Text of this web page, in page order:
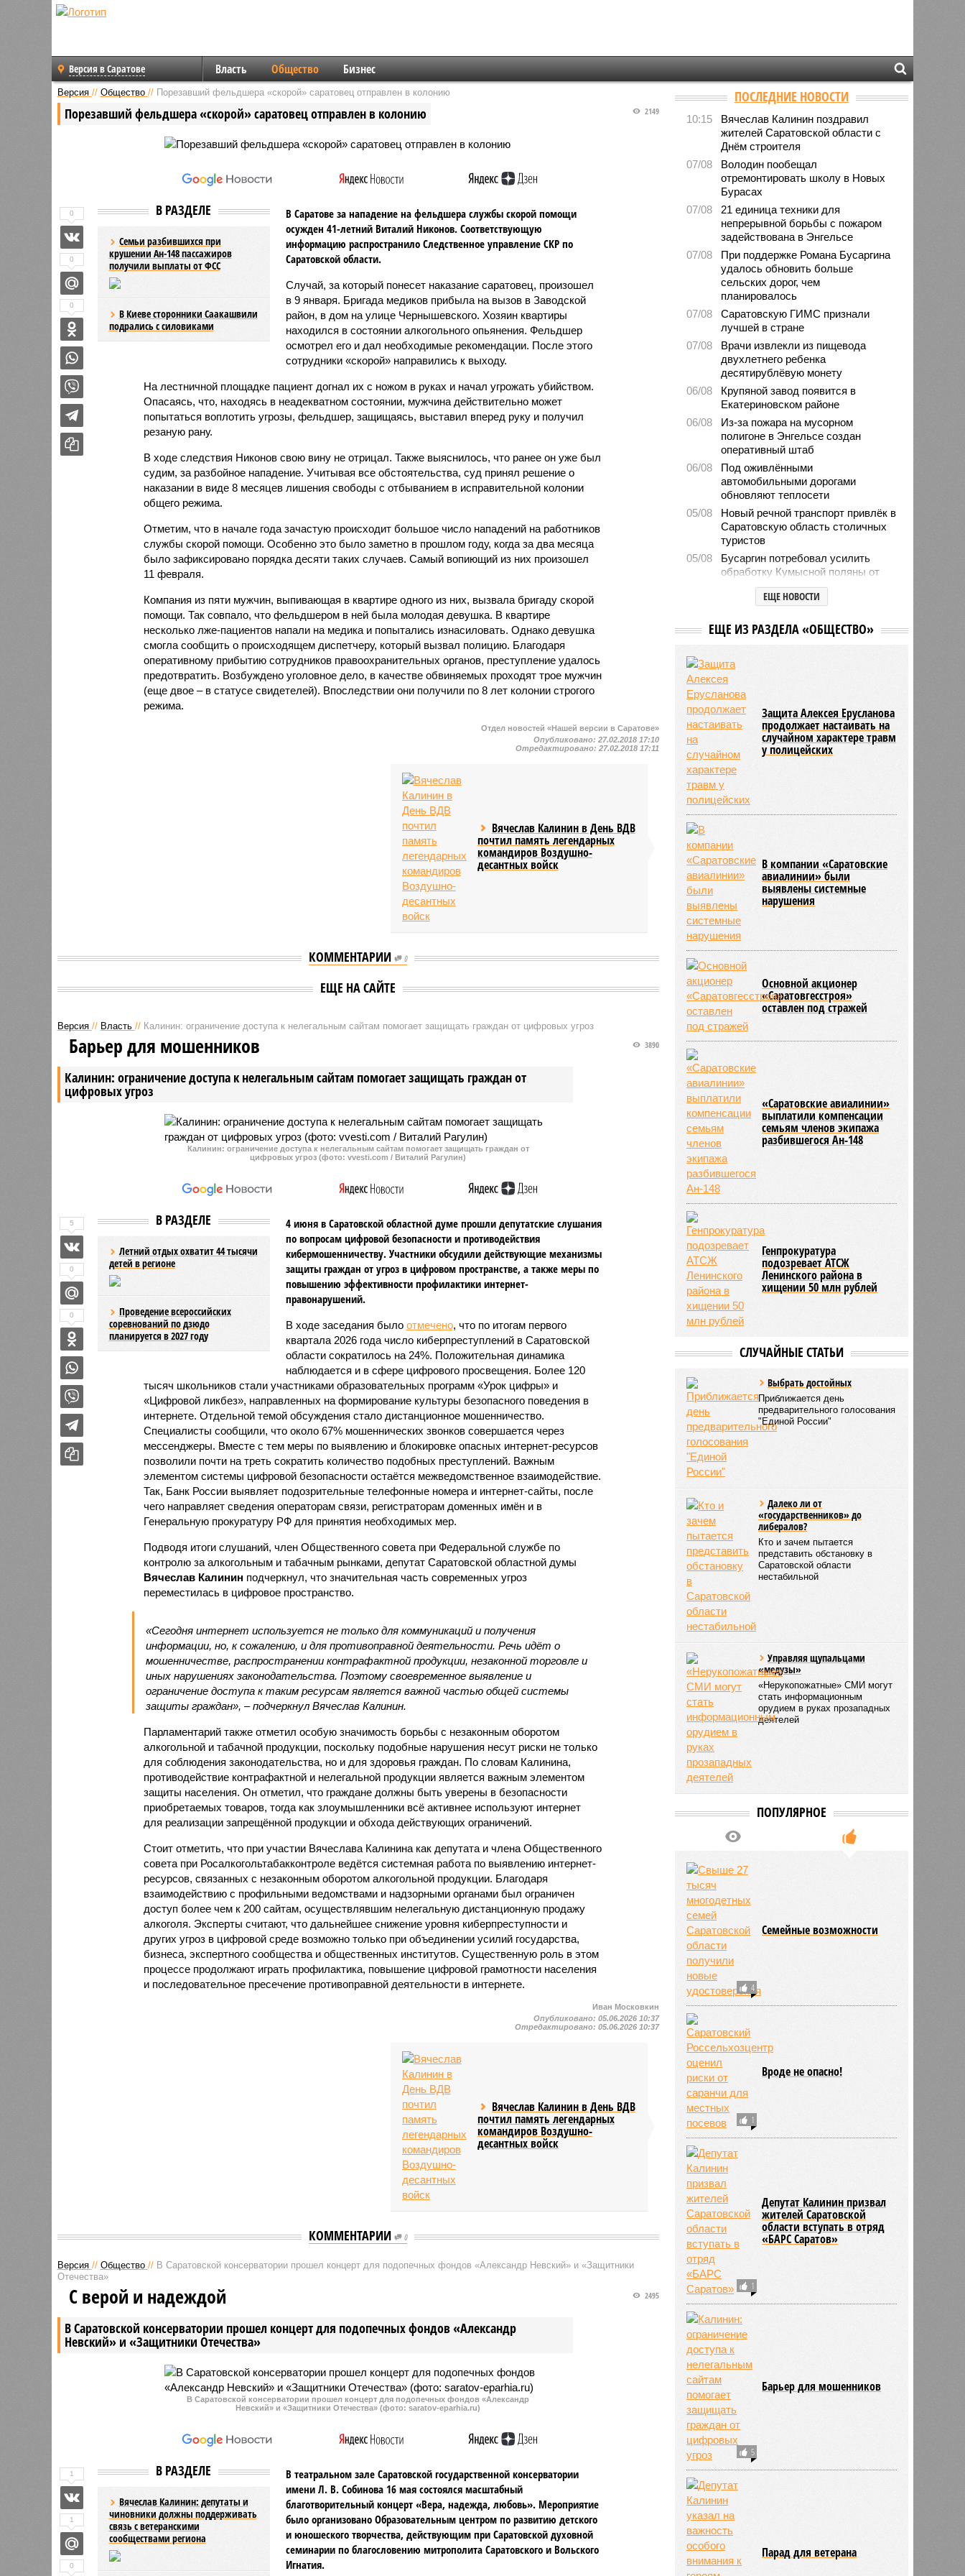
Версия в Саратове Власть Общество Бизнес
Версия // Общество // Порезавший фельдшера «скорой» саратовец отправлен в колонию
Порезавший фельдшера «скорой» саратовец отправлен в колонию 2149
В РАЗДЕЛЕ
Семьи разбившихся при
крушении Ан-148 пассажиров
получили выплаты от ФСС
В Киеве сторонники Саакашвили
подрались с силовиками
В Саратове за нападение на фельдшера службы скорой помощи
осужден 41-летний Виталий Никонов. Соответствующую
информацию распространило Следственное управление СКР по
Саратовской области.
Случай, за который понесет наказание саратовец, произошел
в 9 января. Бригада медиков прибыла на вызов в Заводской
район, в дом на улице Чернышевского. Хозяин квартиры
находился в состоянии алкогольного опьянения. Фельдшер
осмотрел его и дал необходимые рекомендации. После этого
сотрудники «скорой» направились к выходу.
На лестничной площадке пациент догнал их с ножом в руках и начал угрожать убийством.
Опасаясь, что, находясь в неадекватном состоянии, мужчина действительно может
попытаться воплотить угрозы, фельдшер, защищаясь, выставил вперед руку и получил
резаную рану.
В ходе следствия Никонов свою вину не отрицал. Также выяснилось, что ранее он уже был
судим, за разбойное нападение. Учитывая все обстоятельства, суд принял решение о
наказании в виде 8 месяцев лишения свободы с отбыванием в исправительной колонии
общего режима.
Отметим, что в начале года зачастую происходит большое число нападений на работников
службы скорой помощи. Особенно это было заметно в прошлом году, когда за два месяца
было зафиксировано порядка десяти таких случаев. Самый вопиющий из них произошел
11 февраля.
Компания из пяти мужчин, выпивающая в квартире одного из них, вызвала бригаду скорой
помощи. Так совпало, что фельдшером в ней была молодая девушка. В квартире
несколько лже-пациентов напали на медика и попытались изнасиловать. Однако девушка
смогла сообщить о происходящем диспетчеру, который вызвал полицию. Благодаря
оперативному прибытию сотрудников правоохранительных органов, преступление удалось
предотвратить. Возбуждено уголовное дело, в качестве обвиняемых проходят трое мужчин
(еще двое – в статусе свидетелей). Впоследствии они получили по 8 лет колонии строгого
режима.
0
0
0
Отдел новостей «Нашей версии в Саратове»
Опубликовано:27.02.2018 17:10
Отредактировано:27.02.2018 17:11
Вячеслав Калинин в День ВДВ
почтил память легендарных
командиров Воздушно-
десантных войск
КОММЕНТАРИИ 0
ЕЩЕ НА САЙТЕ
Версия // Власть // Калинин: ограничение доступа к нелегальным сайтам помогает защищать граждан от цифровых угроз
Калинин: ограничение доступа к нелегальным сайтам помогает защищать граждан от
цифровых угроз
3890
Барьер для мошенников
Калинин: ограничение доступа к нелегальным сайтам помогает защищать граждан от
цифровых угроз (фото: vvesti.com / Виталий Рагулин)
В РАЗДЕЛЕ
Летний отдых охватит 44 тысячи
детей в регионе
Проведение всероссийских
соревнований по дзюдо
планируется в 2027 году
4 июня в Саратовской областной думе прошли депутатские слушания
по вопросам цифровой безопасности и противодействия
кибермошенничеству. Участники обсудили действующие механизмы
защиты граждан от угроз в цифровом пространстве, а также меры по
повышению эффективности профилактики интернет-
правонарушений.
В ходе заседания было отмечено, что по итогам первого
квартала 2026 года число киберпреступлений в Саратовской
области сократилось на 24%. Положительная динамика
наблюдается и в сфере цифрового просвещения. Более 120
тысяч школьников стали участниками образовательных программ «Урок цифры» и
«Цифровой ликбез», направленных на формирование культуры безопасного поведения в
интернете. Отдельной темой обсуждения стало дистанционное мошенничество.
Специалисты сообщили, что около 67% мошеннических звонков совершается через
мессенджеры. Вместе с тем меры по выявлению и блокировке опасных интернет-ресурсов
позволили почти на треть сократить количество подобных преступлений. Важным
элементом системы цифровой безопасности остаётся межведомственное взаимодействие.
Так, Банк России выявляет подозрительные телефонные номера и интернет-сайты, после
чего направляет сведения операторам связи, регистраторам доменных имён и в
Генеральную прокуратуру РФ для принятия необходимых мер.
Подводя итоги слушаний, член Общественного совета при Федеральной службе по
контролю за алкогольным и табачным рынками, депутат Саратовской областной думы
Вячеслав Калинин подчеркнул, что значительная часть современных угроз
переместилась в цифровое пространство.
«Сегодня интернет используется не только для коммуникаций и получения
информации, но, к сожалению, и для противоправной деятельности. Речь идёт о
мошенничестве, распространении контрафактной продукции, незаконной торговле и
иных нарушениях законодательства. Поэтому своевременное выявление и
ограничение доступа к таким ресурсам является важной частью общей системы
защиты граждан», – подчеркнул Вячеслав Калинин.
Парламентарий также отметил особую значимость борьбы с незаконным оборотом
алкогольной и табачной продукции, поскольку подобные нарушения несут риски не только
для соблюдения законодательства, но и для здоровья граждан. По словам Калинина,
противодействие контрафактной и нелегальной продукции является важным элементом
защиты населения. Он отметил, что граждане должны быть уверены в безопасности
приобретаемых товаров, тогда как злоумышленники всё активнее используют интернет
для реализации запрещённой продукции и обхода действующих ограничений.
Стоит отметить, что при участии Вячеслава Калинина как депутата и члена Общественного
совета при Росалкогольтабакконтроле ведётся системная работа по выявлению интернет-
ресурсов, связанных с незаконным оборотом алкогольной продукции. Благодаря
взаимодействию с профильными ведомствами и надзорными органами был ограничен
доступ более чем к 200 сайтам, осуществлявшим нелегальную дистанционную продажу
алкоголя. Эксперты считают, что дальнейшее снижение уровня киберпреступности и
других угроз в цифровой среде возможно только при объединении усилий государства,
бизнеса, экспертного сообщества и общественных институтов. Существенную роль в этом
процессе продолжают играть профилактика, повышение цифровой грамотности населения
и последовательное пресечение противоправной деятельности в интернете.
5
0
0
Иван Московкин
Опубликовано:05.06.2026 10:37
Отредактировано:05.06.2026 10:37
Вячеслав Калинин в День ВДВ
почтил память легендарных
командиров Воздушно-
десантных войск
КОММЕНТАРИИ 0
Версия // Общество // В Саратовской консерватории прошел концерт для подопечных фондов «Александр Невский» и «Защитники
Отечества»
В Саратовской консерватории прошел концерт для подопечных фондов «Александр
Невский» и «Защитники Отечества»
2495
С верой и надеждой
В Саратовской консерватории прошел концерт для подопечных фондов «Александр
Невский» и «Защитники Отечества» (фото: saratov-eparhia.ru)
В РАЗДЕЛЕ
Вячеслав Калинин: депутаты и
чиновники должны поддерживать
связь с ветеранскими
сообществами региона
В театральном зале Саратовской государственной консерватории
имени Л. В. Собинова 16 мая состоялся масштабный
благотворительный концерт «Вера, надежда, любовь». Мероприятие
было организовано Образовательным центром по развитию детского
и юношеского творчества, действующим при Саратовской духовной
семинарии по благословению митрополита Саратовского и Вольского
Игнатия.
1
1
0
ПОСЛЕДНИЕ НОВОСТИ
10:15
Вячеслав Калинин поздравил
жителей Саратовской области с
Днём строителя
07/08
Володин пообещал
отремонтировать школу в Новых
Бурасах
07/08
21 единица техники для
непрерывной борьбы с пожаром
задействована в Энгельсе
07/08
При поддержке Романа Бусаргина
удалось обновить больше
сельских дорог, чем
планировалось
07/08
Саратовскую ГИМС признали
лучшей в стране
07/08
Врачи извлекли из пищевода
двухлетнего ребенка
десятирублёвую монету
06/08
Крупяной завод появится в
Екатериновском районе
06/08
Из-за пожара на мусорном
полигоне в Энгельсе создан
оперативный штаб
06/08
Под оживлёнными
автомобильными дорогами
обновляют теплосети
05/08
Новый речной транспорт привлёк в
Саратовскую область столичных
туристов
05/08
Бусаргин потребовал усилить
обработку Кумысной поляны от
грызунов
Библиотеки провели 6 тысяч
05/08
Власти формируют стратегию
04/08
Губернатор Роман Бусаргин
обсудил с главой Ртищевского
района модернизацию водных
сетей
04/08
Саратовская область заняла 12
место по внедрению Платформы
обратной связи
ЕЩЕ НОВОСТИ
ЕЩЕ ИЗ РАЗДЕЛА «ОБЩЕСТВО»
Защита Алексея Ерусланова
продолжает настаивать на
случайном характере травм
у полицейских
В компании «Саратовские
авиалинии» были
выявлены системные
нарушения
Основной акционер
«Саратовгесстроя»
оставлен под стражей
«Саратовские авиалинии»
выплатили компенсации
семьям членов экипажа
разбившегося Ан-148
Генпрокуратура
подозревает АТСЖ
Ленинского района в
хищении 50 млн рублей
СЛУЧАЙНЫЕ СТАТЬИ
Выбрать достойных
Приближается день
предварительного голосования
"Единой России"
Далеко ли от
«государственников» до
либералов?
Кто и зачем пытается
представить обстановку в
Саратовской области
нестабильной
Управляя щупальцами
«медузы»
«Нерукопожатные» СМИ могут
стать информационным
орудием в руках прозападных
деятелей
ПОПУЛЯРНОЕ
4
Семейные возможности
1
Вроде не опасно!
1
Депутат Калинин призвал
жителей Саратовской
области вступать в отряд
«БАРС Саратов»
5
Барьер для мошенников
Парад для ветерана